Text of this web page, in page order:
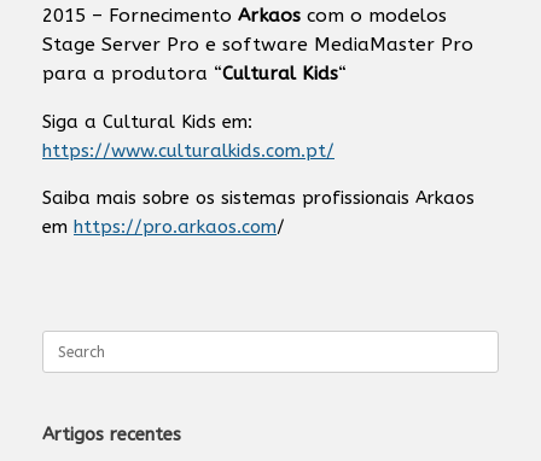
2015 – Fornecimento Arkaos com o modelos
Stage Server Pro e software MediaMaster Pro
para a produtora “Cultural Kids“
Siga a Cultural Kids em:
https://www.culturalkids.com.pt/
Saiba mais sobre os sistemas profissionais Arkaos
em https://pro.arkaos.com/
Search
for:
Artigos recentes